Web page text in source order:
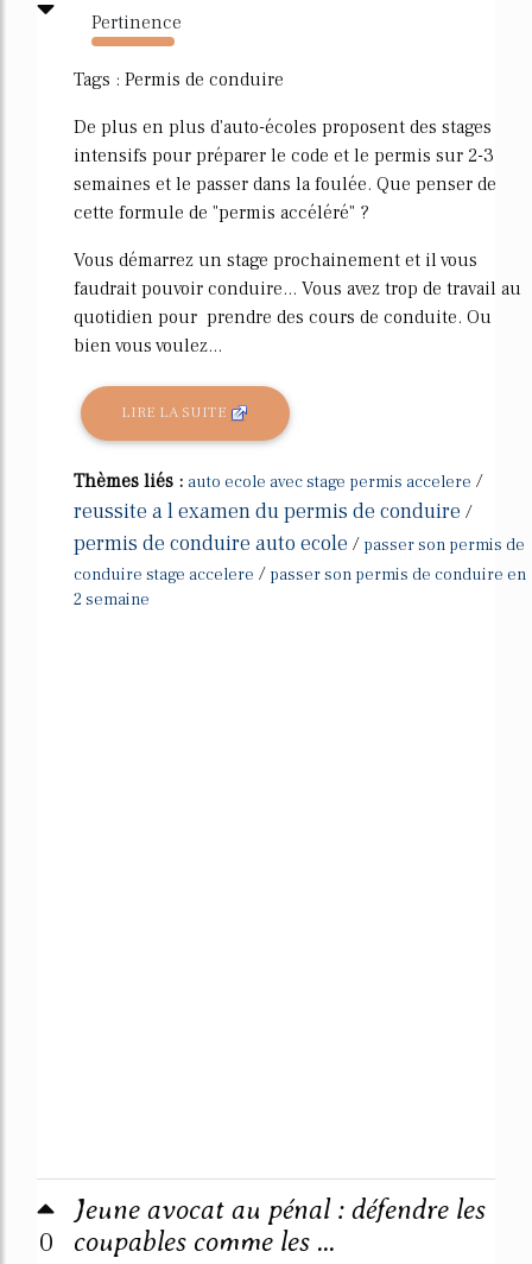
Pertinence
811%
Tags : Permis de conduire
De plus en plus d'auto-écoles proposent des stages
intensifs pour préparer le code et le permis sur 2-3
semaines et le passer dans la foulée. Que penser de
cette formule de "permis accéléré" ?
Vous démarrez un stage prochainement et il vous
faudrait pouvoir conduire... Vous avez trop de travail au
quotidien pour prendre des cours de conduite. Ou
bien vous voulez...
LIRE LA SUITE
Thèmes liés : auto ecole avec stage permis accelere /
reussite a l examen du permis de conduire /
permis de conduire auto ecole / passer son permis de
conduire stage accelere / passer son permis de conduire en
2 semaine
0
Jeune avocat au pénal : défendre les
coupables comme les ...